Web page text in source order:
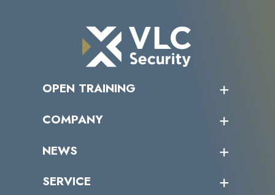
OPEN TRAINING
受講者の声
COMPANY
トップメッセージ
ミッション／ビジョン
NEWS
サイバーニュース
SERVICE